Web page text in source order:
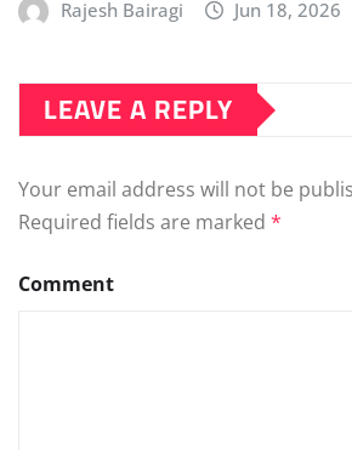
Rajesh Bairagi Jun 18, 2026
LEAVE A REPLY
Your email address will not be
Required fields are marked *
Comment